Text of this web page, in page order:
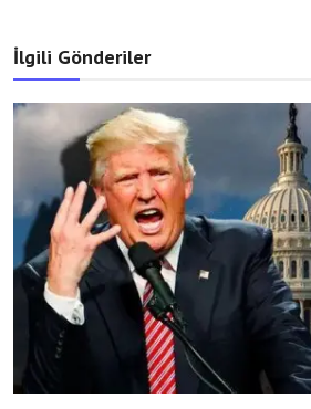
İlgili Gönderiler